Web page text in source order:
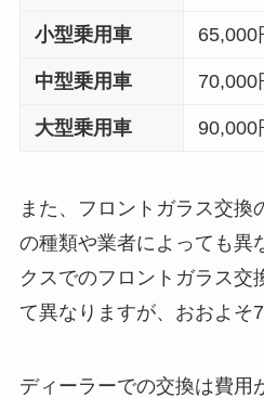
小型乗用車 65,000
中型乗用車 70,000
大型乗用車 90,000
また、フロントガラス交換
の種類や業者によっても異
クスでのフロントガラス交
て異なりますが、おおよそ
ディーラーでの交換は費用